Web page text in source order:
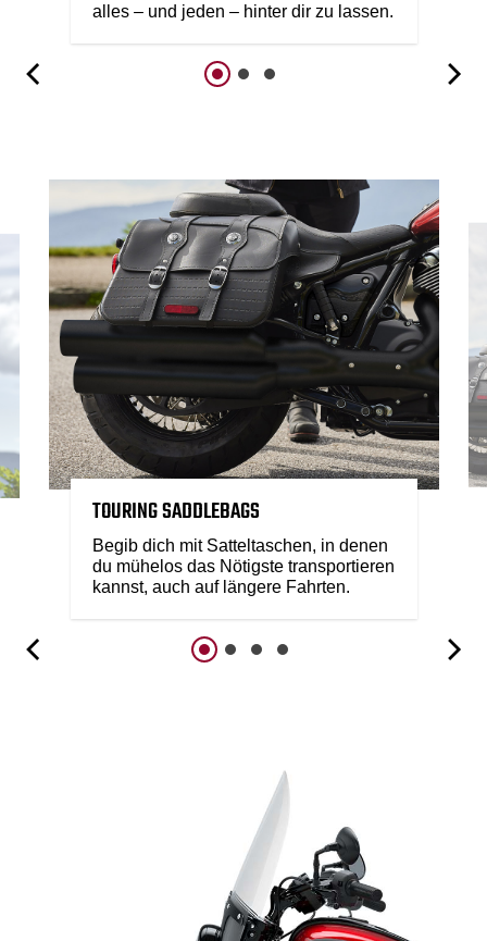
alles – und jeden – hinter dir zu lassen.
TOURING SADDLEBAGS
Begib dich mit Satteltaschen, in denen
du mühelos das Nötigste transportieren
kannst, auch auf längere Fahrten.